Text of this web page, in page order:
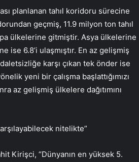
planlanan tahıl koridoru sürecine
geçmiş, 11.9 milyon ton tahıl
ülkelerine gitmiştir. Asya ülkelerine
ise 6.8’i ulaşmıştır. En az gelişmiş
karşı çıkan tek önder ise
yeni bir çalışma başlattığımızı
az gelişmiş ülkelere dağıtımını
nitelikte”
Kirişci, “Dünyanın en yüksek 5.